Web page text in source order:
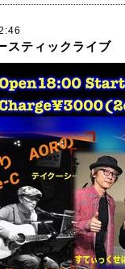
スティックライブ